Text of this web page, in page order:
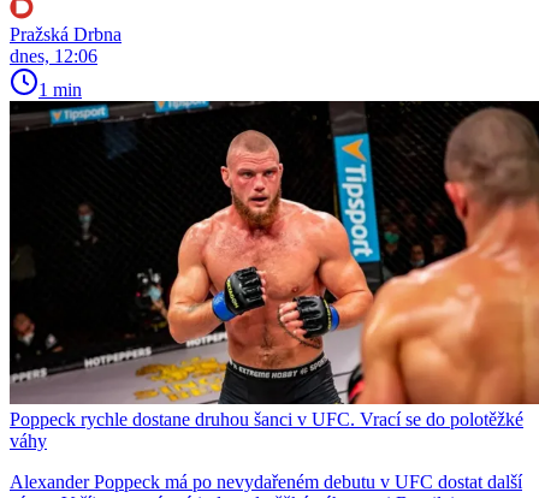
Pražská Drbna
dnes, 12:06
1 min
Poppeck rychle dostane druhou šanci v UFC. Vrací se do polotěžké
váhy
Alexander Poppeck má po nevydařeném debutu v UFC dostat další